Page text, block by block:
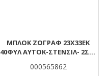
ΜΠΛΟΚ ΖΩΓΡΑΦ 23Χ33ΕΚ
40ΦΥΛ ΑΥΤΟΚ-ΣΤΕΝΣΙΛ- 2ΣΕΛ
000565862